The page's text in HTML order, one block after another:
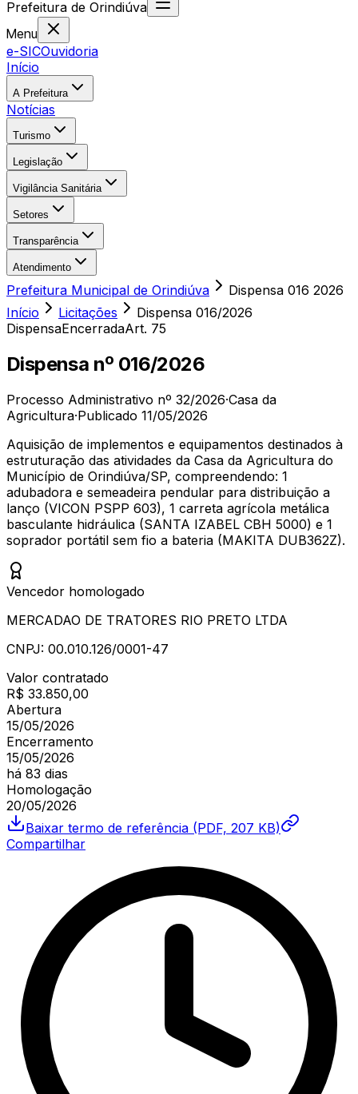
Prefeitura de Orindiúva
Menu
e-SICOuvidoria
Início
A Prefeitura
Notícias
Turismo
Legislação
Vigilância Sanitária
Setores
Transparência
Atendimento
Prefeitura Municipal de Orindiúva
Dispensa 016 2026
Início
Licitações Dispensa 016/2026
DispensaEncerradaArt. 75
Dispensa nº 016/2026
Processo Administrativo nº 32/2026·Casa da
Agricultura·Publicado 11/05/2026
Aquisição de implementos e equipamentos destinados à
estruturação das atividades da Casa da Agricultura do
Município de Orindiúva/SP, compreendendo: 1
adubadora e semeadeira pendular para distribuição a
lanço (VICON PSPP 603), 1 carreta agrícola metálica
basculante hidráulica (SANTA IZABEL CBH 5000) e 1
soprador portátil sem fio a bateria (MAKITA DUB362Z).
Vencedor homologado
MERCADAO DE TRATORES RIO PRETO LTDA
CNPJ: 00.010.126/0001-47
Valor contratado
R$ 33.850,00
Abertura
15/05/2026
Encerramento
15/05/2026
há 83 dias
Homologação
20/05/2026
Baixar termo de referência (PDF, 207 KB)
Compartilhar